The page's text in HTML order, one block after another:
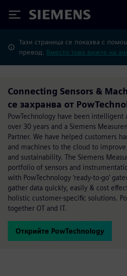
Siemens
Тази страница се показва с
превод. Вместо това вижте на
Connecting Sensors &
се захранва от
PowTechnology have been
over 30 years and a Siemens
Partner. We have helped customers
and machines to the cloud to
and sustainability. The Siemens
portfolio of sensors and
with PowTechnology ‘ready-to-go’
gather data quickly, easily & cost
holistic customer-specific solutions.
together OT and IT.
Открийте PowTechnology